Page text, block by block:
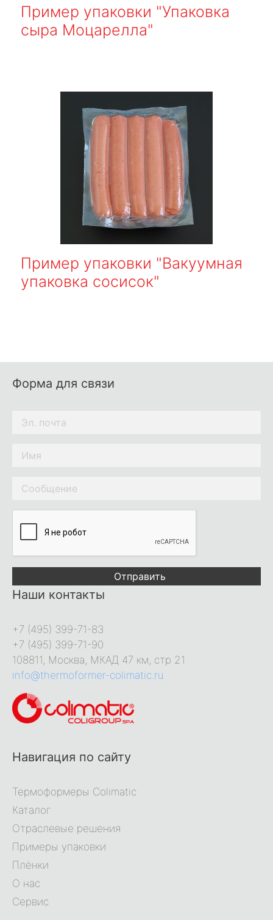
Пример упаковки "Упаковка
сыра Моцарелла"
Пример упаковки "Вакуумная
упаковка сосисок"
Наши контакты
+7 (495) 399-71-83
+7 (495) 399-71-90
108811, Москва, МКАД 47 км, стр 21
info@thermoformer-colimatic.ru
Навигация по сайту
Термоформеры Colimatic
Каталог
Отраслевые решения
Примеры упаковки
Плёнки
О нас
Сервис
Форма для связи
Отправить